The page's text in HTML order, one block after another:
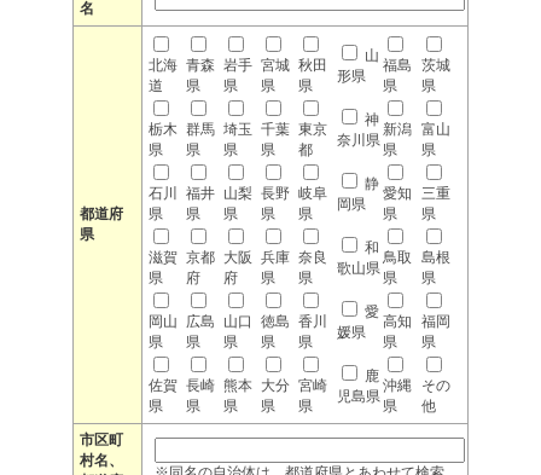
名
都道府
県
北海
道
青森
県
岩手
県
宮城
県
秋田
県
山
形県
福島
県
茨城
県
栃木
県
群馬
県
埼玉
県
千葉
県
東京
都
神
奈川県
新潟
県
富山
県
石川
県
福井
県
山梨
県
長野
県
岐阜
県
静
岡県
愛知
県
三重
県
滋賀
県
京都
府
大阪
府
兵庫
県
奈良
県
和
歌山県
鳥取
県
島根
県
岡山
県
広島
県
山口
県
徳島
県
香川
県
愛
媛県
高知
県
福岡
県
佐賀
県
長崎
県
熊本
県
大分
県
宮崎
県
鹿
児島県
沖縄
県
その
他
市区町
村名、